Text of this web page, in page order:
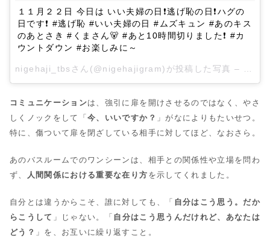
１１月２２日 今日は いい夫婦の日❗逃げ恥の日❗ハグの
日です❗ #逃げ恥 #いい夫婦の日 #ムズキュン #あのキス
のあとさき #くまさん🐻 #あと10時間切りました❗ #カ
ウントダウン #お楽しみに～
コミュニケーションは、強引に扉を開けさせるのではなく、やさ
しくノックをして「今、いいですか？ 」がなによりもたいせつ。
特に、傷ついて扉を閉ざしている相手に対してほど、なおさら。
あのバスルームでのワンシーンは、相手との関係性や立場を問わ
ず、
人間関係における重要な在り方を示してくれました。
自分とは違うからこそ、誰に対しても、「 自分はこう思う。だか
らこうして 」じゃない。「自分はこう思うんだけれど、あなたは
どう？ 」を、お互いに繰り返すこと。